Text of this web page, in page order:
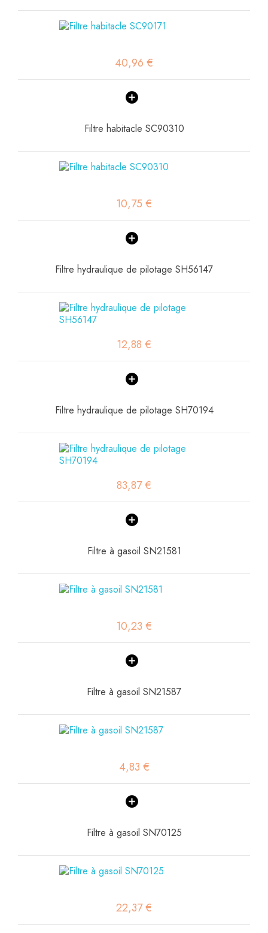
40,96 €
Filtre habitacle SC90310
10,75 €
Filtre hydraulique de pilotage SH56147
12,88 €
Filtre hydraulique de pilotage SH70194
83,87 €
Filtre à gasoil SN21581
10,23 €
Filtre à gasoil SN21587
4,83 €
Filtre à gasoil SN70125
22,37 €